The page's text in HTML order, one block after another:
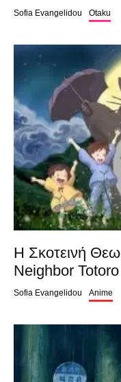
Sofia Evangelidou Otaku
Η Σκοτεινή
Neighbor Totoro
Sofia Evangelidou Anime